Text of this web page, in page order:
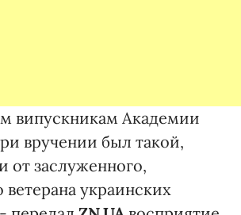
випускникам Академии
вручении был такой,
от заслуженного,
ветерана украинских